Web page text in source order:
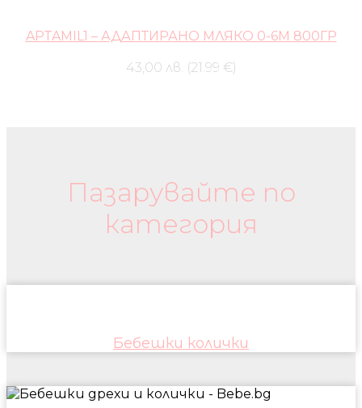
APTAMIL1 – АДАПТИРАНО МЛЯКО 0-6М 800ГР
43,00 лв. (21.99 €)
Пазарувайте по
категория
Бебешки колички